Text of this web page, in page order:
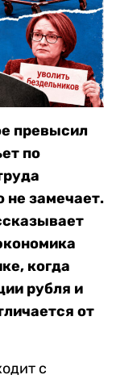
превысил
по
не замечает.
когда
рубля и
от
с